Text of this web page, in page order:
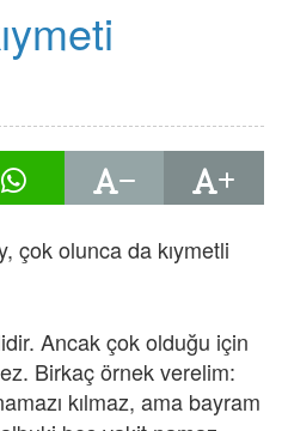
çok olunca da kıymetli
Ancak çok olduğu için
Birkaç örnek verelim:
kılmaz, ama bayram